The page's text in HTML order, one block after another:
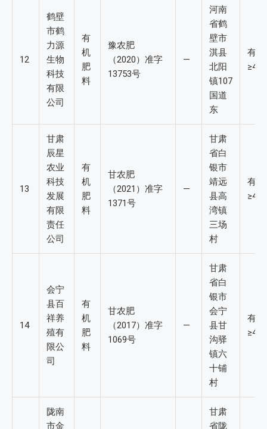
12
鹤壁
市鹤
力源
生物
科技
有限
公司
有
机
肥
料
豫农肥
（2020）准字
13753号
—
河南
省鹤
壁市
淇县
北阳
镇107
国道
东
有机
≥4%
13
甘肃
辰星
农业
科技
发展
有限
责任
公司
有
机
肥
料
甘农肥
（2021）准字
1371号
—
甘肃
省白
银市
靖远
县高
湾镇
三场
村
有机
≥4%
14
会宁
县百
祥养
殖有
限公
司
有
机
肥
料
甘农肥
（2017）准字
1069号
—
甘肃
省白
银市
会宁
县甘
沟驿
镇六
十铺
村
有机
≥4%
陇南
市金
甘肃
省陇